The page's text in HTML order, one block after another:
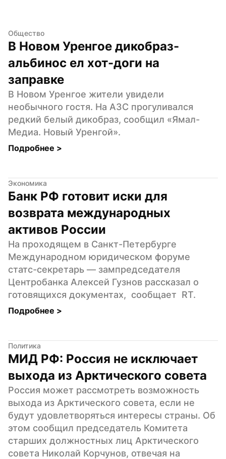
Общество
В Новом Уренгое дикобраз-
альбинос ел хот-доги на
заправке
В Новом Уренгое жители увидели
необычного гостя. На АЗС прогуливался
редкий белый дикобраз, сообщил «Ямал-
Медиа. Новый Уренгой».
Подробнее >
Экономика
Банк РФ готовит иски для
возврата международных
активов России
На проходящем в Санкт-Петербурге
Международном юридическом форуме
статс-секретарь — зампредседателя
Центробанка Алексей Гузнов рассказал о
готовящихся документах,  сообщает  RT.
Подробнее >
Политика
МИД РФ: Россия не исключает
выхода из Арктического совета
Россия может рассмотреть возможность
выхода из Арктического совета, если не
будут удовлетворяться интересы страны. Об
этом сообщил председатель Комитета
старших должностных лиц Арктического
совета Николай Корчунов, отвечая на